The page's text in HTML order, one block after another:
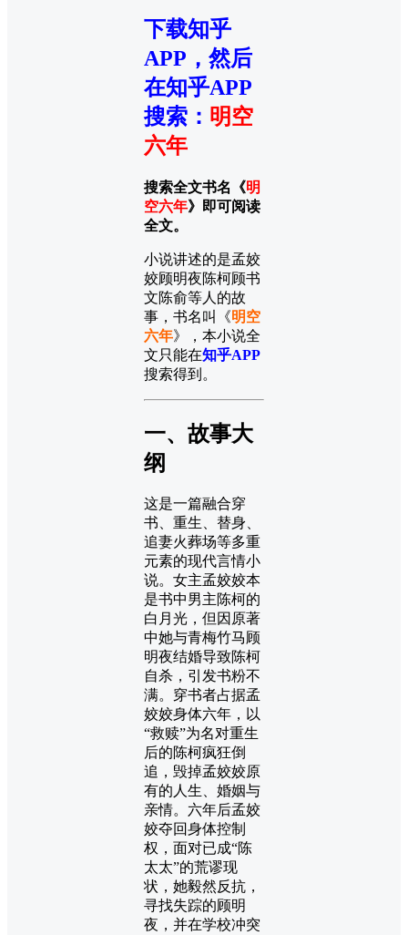
下载知乎
APP，然后
在知乎APP
搜索 ： 明空
六年
搜索全文书名《明
空六年》即可阅读
全文。
小说讲述的是孟姣
姣顾明夜陈柯顾书
文陈俞等人的故
事，书名叫《明空
六年》，本小说全
文只能在知乎APP
搜索得到。
一、故事大
纲
这是一篇融合穿
书、重生、替身、
追妻火葬场等多重
元素的现代言情小
说。女主孟姣姣本
是书中男主陈柯的
白月光，但因原著
中她与青梅竹马顾
明夜结婚导致陈柯
自杀，引发书粉不
满。穿书者占据孟
姣姣身体六年，以
“救赎”为名对重生
后的陈柯疯狂倒
追，毁掉孟姣姣原
有的人生、婚姻与
亲情。六年后孟姣
姣夺回身体控制
权，面对已成“陈
太太”的荒谬现
状，她毅然反抗，
寻找失踪的顾明
夜，并在学校冲突